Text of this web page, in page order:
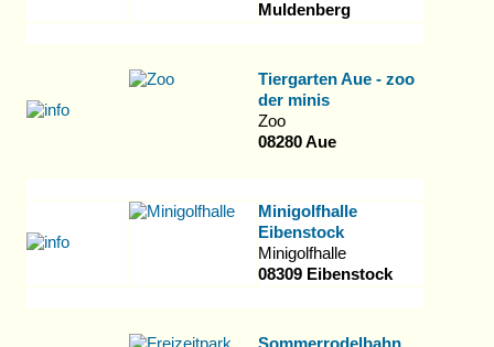
Muldenberg
Tiergarten Aue - zoo
der minis
Zoo
08280 Aue
Minigolfhalle
Eibenstock
Minigolfhalle
08309 Eibenstock